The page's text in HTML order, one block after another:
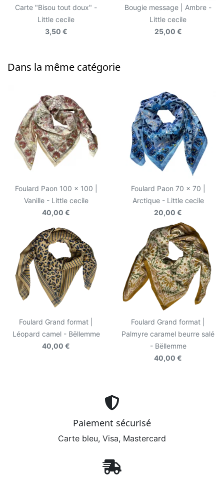
Carte "Bisou tout doux" -
Little cecile
3,50 €
Bougie message | Ambre -
Little cecile
25,00 €
Dans la même catégorie
Foulard Paon 100 x 100 |
Vanille - Little cecile
40,00 €
Foulard Paon 70 x 70 |
Arctique - Little cecile
20,00 €
Foulard Grand format |
Léopard camel - Bëllemme
40,00 €
Foulard Grand format |
Palmyre caramel beurre salé
- Bëllemme
40,00 €
Paiement sécurisé
Carte bleu, Visa, Mastercard